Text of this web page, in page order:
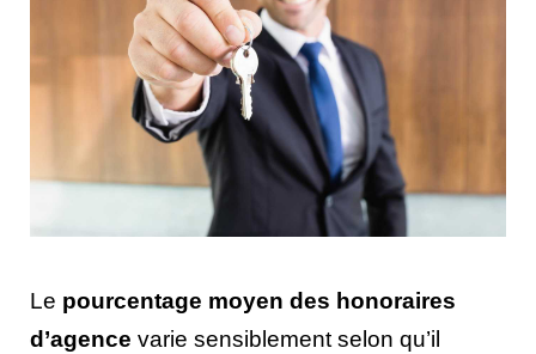
Le pourcentage moyen des honoraires
d’agence varie sensiblement selon qu’il